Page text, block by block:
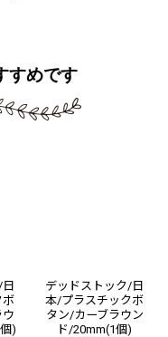
すめです
ボ
)
デッドストック/日
本/プラスチックボ
タン/カーブラウン
ド/20mm(1個)